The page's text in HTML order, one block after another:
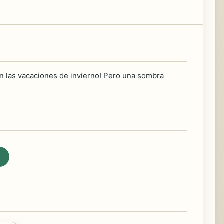
las vacaciones de invierno! Pero una sombra